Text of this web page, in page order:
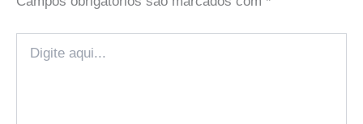
aqui...